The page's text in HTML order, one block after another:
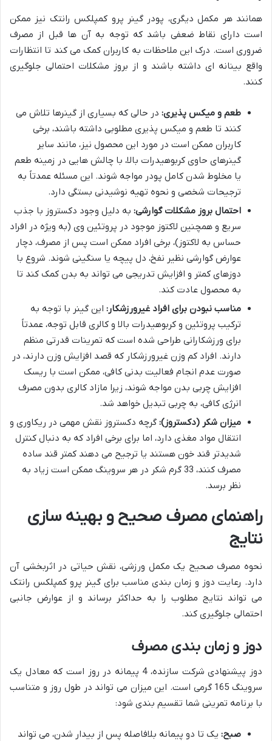
همانند هر مکمل دیگری، پودر گینر پرو کمپلکس رانتک نیز ممکن
است دارای نقاط ضعفی باشد که توجه به آن ها قبل از مصرف
ضروری است. درک این ملاحظات به کاربران کمک می کند تا انتظارات
واقع بینانه ای داشته باشند و از بروز مشکلات احتمالی جلوگیری
کنند.
طعم و میکس پذیری: در حالی که بسیاری از گینرها تلاش می
کنند تا طعم و میکس پذیری مطلوبی داشته باشند، برخی
کاربران ممکن است در مورد این محصول نیز، مانند سایر
گینرهای حاوی کربوهیدرات بالا، با چالش هایی در زمینه طعم
یا مخلوط شدن کامل پودر مواجه شوند. این مسئله عمدتاً به
ترجیحات شخصی و نحوه تهیه نوشیدنی بستگی دارد.
احتمال بروز مشکلات گوارشی: به دلیل وجود دکستروز با جذب
سریع و همچنین لاکتوز موجود در پروتئین وی (به ویژه در افراد
حساس به لاکتوز)، برخی افراد ممکن است پس از مصرف، دچار
عوارض گوارشی نظیر نفخ، دل پیچه یا سنگینی شوند. شروع با
دوزهای کمتر و افزایش تدریجی می تواند به بدن کمک کند تا
به محصول عادت کند.
مناسب نبودن برای افراد غیرورزشکار: این گینر با توجه به
ترکیب پروتئین و کربوهیدرات بالا و کالری قابل توجه، عمدتاً
برای ورزشکارانی طراحی شده است که تمرینات قدرتی منظم
دارند. افراد کم وزن غیرورزشکار که قصد افزایش وزن دارند، در
صورت عدم انجام فعالیت بدنی کافی، ممکن است با ریسک
افزایش چربی بدن مواجه شوند، زیرا مازاد کالری بدون مصرف
انرژی کافی، به چربی تبدیل خواهد شد.
میزان شکر (دکستروز): گرچه دکستروز نقش مهمی در ریکاوری و
انتقال مواد مغذی دارد، اما برای برخی افراد که به دنبال کنترل
شدیدتر قند خون هستند یا ترجیح می دهند کمتر قند ساده
مصرف کنند، 33 گرم شکر در هر سروینگ ممکن است زیاد به
نظر برسد.
راهنمای مصرف صحیح و بهینه سازی
نتایج
نحوه مصرف صحیح یک مکمل ورزشی، نقش حیاتی در اثربخشی آن
دارد. رعایت دوز و زمان بندی مناسب برای گینر پرو کمپلکس رانتک
می تواند نتایج مطلوب را به حداکثر برساند و از عوارض جانبی
احتمالی جلوگیری کند.
دوز و زمان بندی مصرف
دوز پیشنهادی شرکت سازنده، 4 پیمانه در روز است که معادل یک
سروینگ 165 گرمی است. این میزان می تواند در طول روز و متناسب
با برنامه تمرینی شما تقسیم بندی شود:
صبح: یک تا دو پیمانه بلافاصله پس از بیدار شدن، می تواند